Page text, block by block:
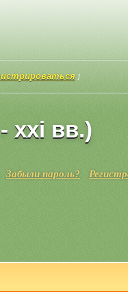
]
xxi вв.)
Забыли пароль?